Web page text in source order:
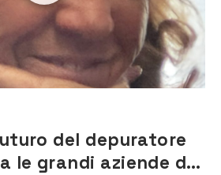
del depuratore
le grandi aziende del